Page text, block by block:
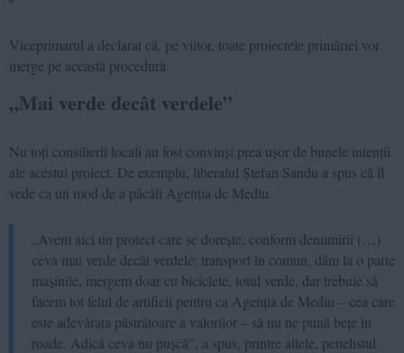
Viceprimarul a declarat că, pe viitor, toate proiectele primăriei vor
merge pe această procedură.
„Mai verde decât verdele”
Nu toți consilierii locali au fost convinși prea ușor de bunele intenții
ale acestui proiect. De exemplu, liberalul Ștefan Sandu a spus că îl
vede ca un mod de a păcăli Agenția de Mediu.
„Avem aici un proiect care se dorește, conform denumirii (…)
ceva mai verde decât verdele: transport în comun, dăm la o parte
mașinile, mergem doar cu biciclete, totul verde, dar trebuie să
facem tot felul de artificii pentru ca Agenția de Mediu – cea care
este adevărata păstrătoare a valorilor – să nu ne pună bețe în
roade. Adică ceva nu pușcă”, a spus, printre altele, penelistul.